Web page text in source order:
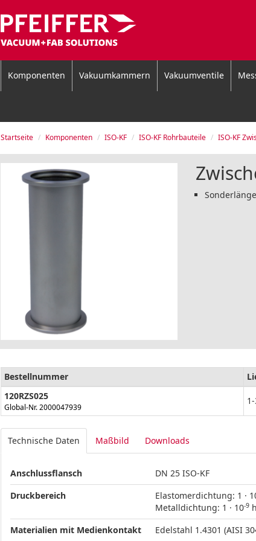
Komponenten Vakuumkammern Vakuumventile
Startseite Komponenten ISO-KF ISO-KF Rohrbauteile ISO-KF
Bestellnummer
120RZS025
Global-Nr. 2000047939
Technische Daten Maßbild Downloads
Anschlussflansch
DN 25 ISO-KF
Druckbereich
Elastomerdichtung: 1 ·
Metalldichtung: 1 · 10-9
Materialien mit Medienkontakt
Edelstahl 1.4301 (AISI